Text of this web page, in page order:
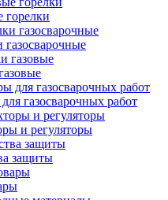
горелки
газосварочные
газосварочных работ
и регуляторы
защиты